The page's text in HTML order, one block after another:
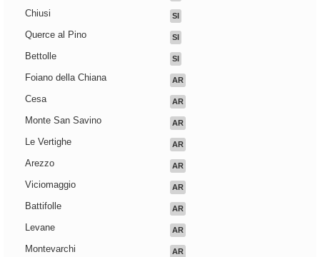
Chiusi SI
Querce al Pino SI
Bettolle SI
Foiano della Chiana AR
Cesa AR
Monte San Savino AR
Le Vertighe AR
Arezzo AR
Viciomaggio AR
Battifolle AR
Levane AR
Montevarchi AR